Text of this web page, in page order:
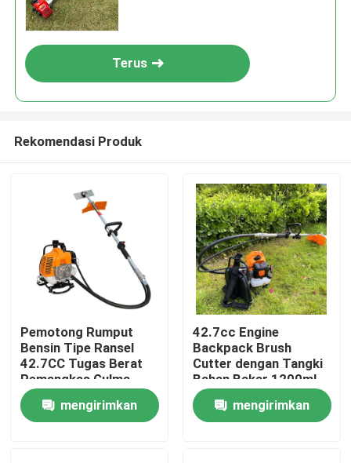
Kirimkan
Produk
video
Terus
Rekomendasi Produk
Pemotong Rumput
Bensin Tipe Ransel
42.7CC Tugas Berat
Pemangkas Gulma
mengirimkan
42.7cc Engine
Backpack Brush
Cutter dengan Tangki
Bahan Bakar 1200ml
dan 10000 rpm untuk
Professional Grass
Cutting
mengirimkan